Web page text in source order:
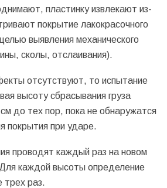
пластинку извлекают из-
покрытие лакокрасочного
выявления механического
сколы, отслаивания).
отсутствуют, то испытание
высоту сбрасывания груза
до тех пор, пока не обнаружатся
покрытия при ударе.
проводят каждый раз на новом
каждой высоты определение
трех раз.